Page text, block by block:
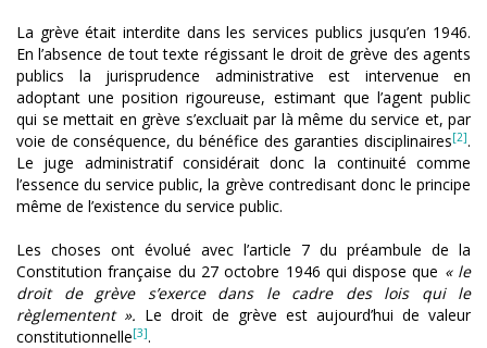
La grève était interdite dans les services publics jusqu’en 1946.
En l’absence de tout texte régissant le droit de grève des agents
publics la jurisprudence administrative est intervenue en
adoptant une position rigoureuse, estimant que l’agent public
qui se mettait en grève s’excluait par là même du service et, par
voie de conséquence, du bénéfice des garanties disciplinaires[2].
Le juge administratif considérait donc la continuité comme
l’essence du service public, la grève contredisant donc le principe
même de l’existence du service public.
Les choses ont évolué avec l’article 7 du préambule de la
Constitution française du 27 octobre 1946 qui dispose que « le
droit de grève s’exerce dans le cadre des lois qui le
règlementent ». Le droit de grève est aujourd’hui de valeur
constitutionnelle[3].